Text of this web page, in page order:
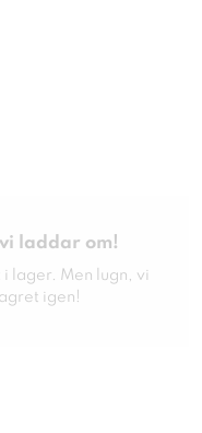
laddar om!
i lager. Men lugn, vi
igen!